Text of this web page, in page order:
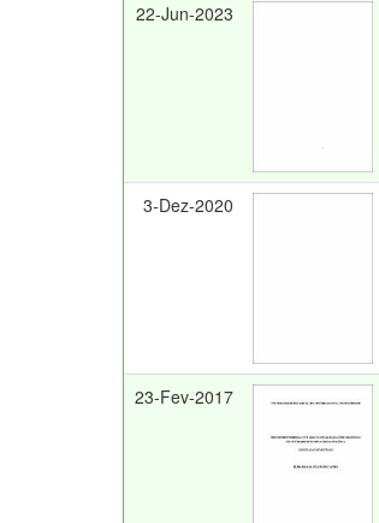
22-Jun-2023
3-Dez-2020
23-Fev-2017